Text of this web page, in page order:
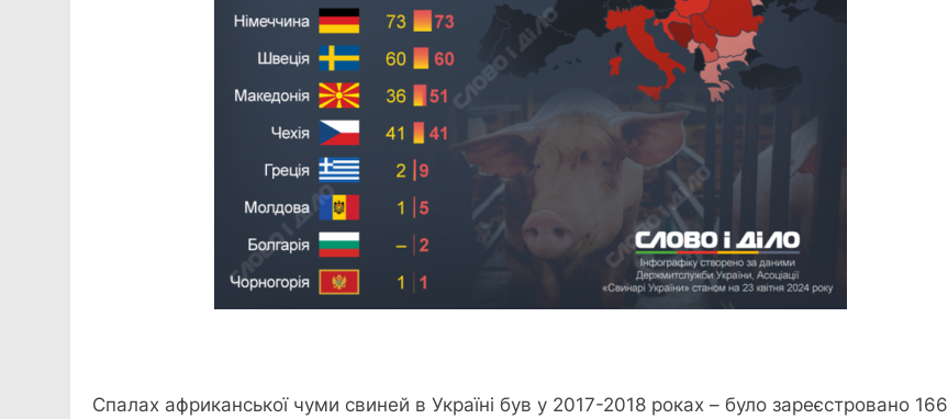
Спалах африканської чуми свиней в Україні був у 2017-2018 роках – було зареєстровано 166